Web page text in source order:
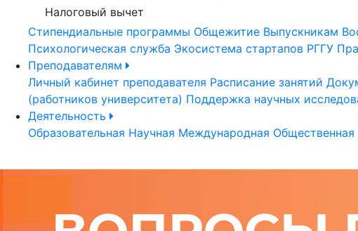
Налоговый вычет
Стипендиальные программы Общежитие Выпускникам
Психологическая служба Экосистема стартапов РГГУ
Преподавателям
Личный кабинет преподавателя Расписание занятий
(работников университета) Поддержка научных
Деятельность
Образовательная Научная Международная Общественная